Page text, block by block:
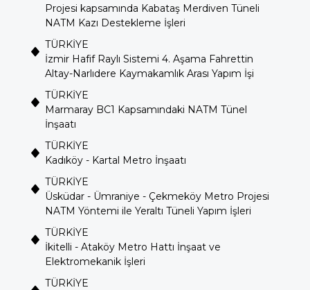
Projesi kapsamında Kabataş Merdiven Tüneli
NATM Kazı Destekleme İşleri
TÜRKİYE
İzmir Hafif Raylı Sistemi 4. Aşama Fahrettin
Altay-Narlıdere Kaymakamlık Arası Yapım İşi
TÜRKİYE
Marmaray BC1 Kapsamındaki NATM Tünel
İnşaatı
TÜRKİYE
Kadıköy - Kartal Metro İnşaatı
TÜRKİYE
Üsküdar - Ümraniye - Çekmeköy Metro Projesi
NATM Yöntemi ile Yeraltı Tüneli Yapım İşleri
TÜRKİYE
İkitelli - Ataköy Metro Hattı İnşaat ve
Elektromekanik İşleri
TÜRKİYE